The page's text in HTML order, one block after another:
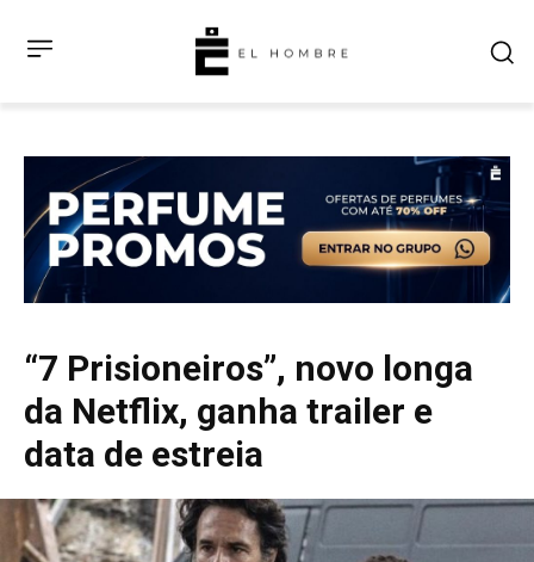
“7 Prisioneiros”, novo longa
da Netflix, ganha trailer e
data de estreia